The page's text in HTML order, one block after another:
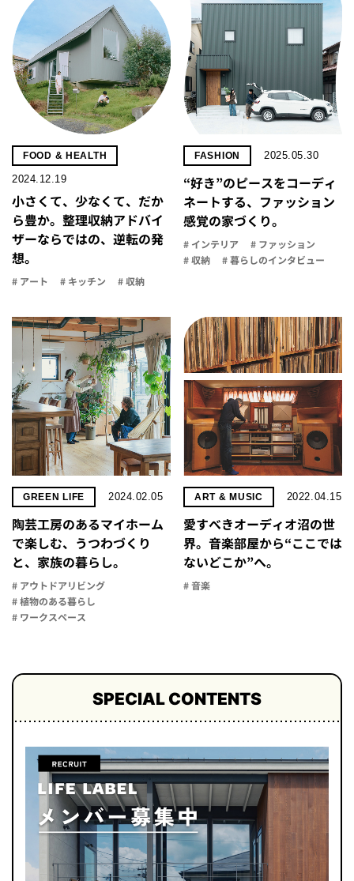
FOOD & HEALTH
2024.12.19
小さくて、少なくて、だか
ら豊か。整理収納アドバイ
ザーならではの、逆転の発
想。
# アート # キッチン # 収納
FASHION 2025.05.30
“好き”のピースをコーディ
ネートする、ファッション
感覚の家づくり。
# インテリア
# ファッション
# 収納
# 暮らしのインタビュー
GREEN LIFE 2024.02.05
陶芸工房のあるマイホーム
で楽しむ、うつわづくり
と、家族の暮らし。
# アウトドアリビング
# 植物のある暮らし
# ワークスペース
ART & MUSIC 2022.04.15
愛すべきオーディオ沼の世
界。音楽部屋から“ここでは
ないどこか”へ。
# 音楽
SPECIAL CONTENTS